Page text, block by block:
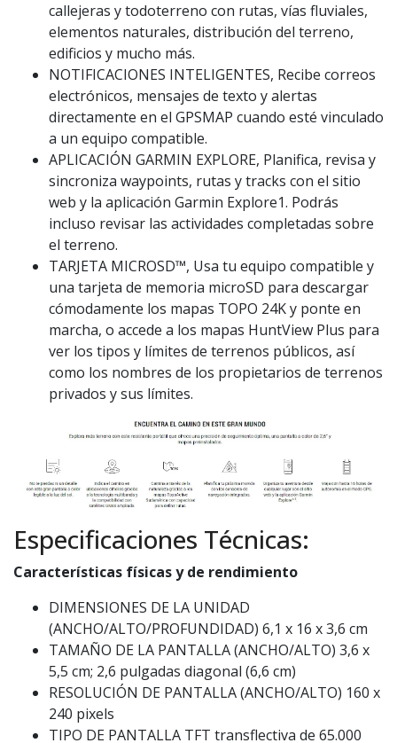
callejeras y todoterreno con rutas, vías fluviales,
elementos naturales, distribución del terreno,
edificios y mucho más.
NOTIFICACIONES INTELIGENTES, Recibe correos
electrónicos, mensajes de texto y alertas
directamente en el GPSMAP cuando esté vinculado
a un equipo compatible.
APLICACIÓN GARMIN EXPLORE, Planifica, revisa y
sincroniza waypoints, rutas y tracks con el sitio
web y la aplicación Garmin Explore1. Podrás
incluso revisar las actividades completadas sobre
el terreno.
TARJETA MICROSD™, Usa tu equipo compatible y
una tarjeta de memoria microSD para descargar
cómodamente los mapas TOPO 24K y ponte en
marcha, o accede a los mapas HuntView Plus para
ver los tipos y límites de terrenos públicos, así
como los nombres de los propietarios de terrenos
privados y sus límites.
Especificaciones Técnicas:
Características físicas y de rendimiento
DIMENSIONES DE LA UNIDAD
(ANCHO/ALTO/PROFUNDIDAD) 6,1 x 16 x 3,6 cm
TAMAÑO DE LA PANTALLA (ANCHO/ALTO) 3,6 x
5,5 cm; 2,6 pulgadas diagonal (6,6 cm)
RESOLUCIÓN DE PANTALLA (ANCHO/ALTO) 160 x
240 pixels
TIPO DE PANTALLA TFT transflectiva de 65.000